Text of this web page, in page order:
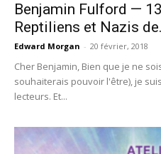
Benjamin Fulford —
Reptiliens et Nazis
Edward Morgan - 20 février, 2018
Cher Benjamin, Bien que je ne
souhaiterais pouvoir l'être), je
lecteurs. Et...